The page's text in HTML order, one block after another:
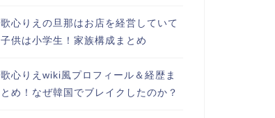
歌心りえの旦那はお店を経営していて
子供は小学生！家族構成まとめ
歌心りえwiki風プロフィール＆経歴ま
とめ！なぜ韓国でブレイクしたのか？